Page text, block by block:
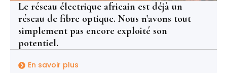
Le réseau électrique africain est déjà un
réseau de fibre optique. Nous n'avons tout
simplement pas encore exploité son
potentiel.
En savoir plus